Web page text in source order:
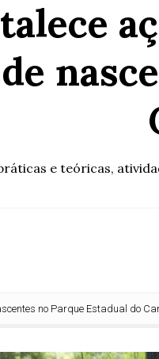
e teóricas,
Parque Estadual do Cantão